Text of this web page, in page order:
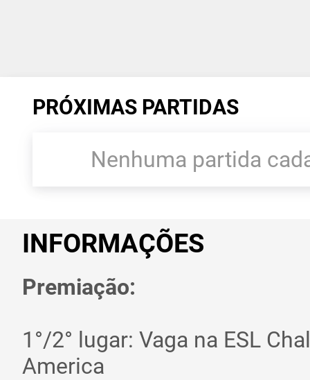
PRÓXIMAS PARTIDAS
Nenhuma partida
INFORMAÇÕES
Premiação:
1°/2° lugar: Vaga na ESL
America